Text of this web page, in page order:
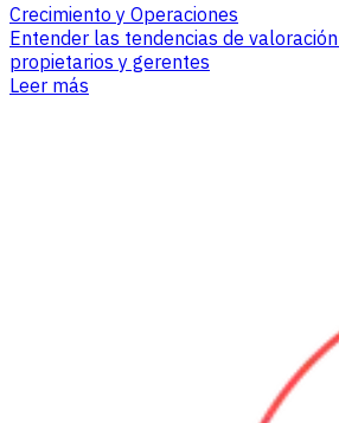
Crecimiento y Operaciones
Entender las tendencias de
propietarios y gerentes
Leer más